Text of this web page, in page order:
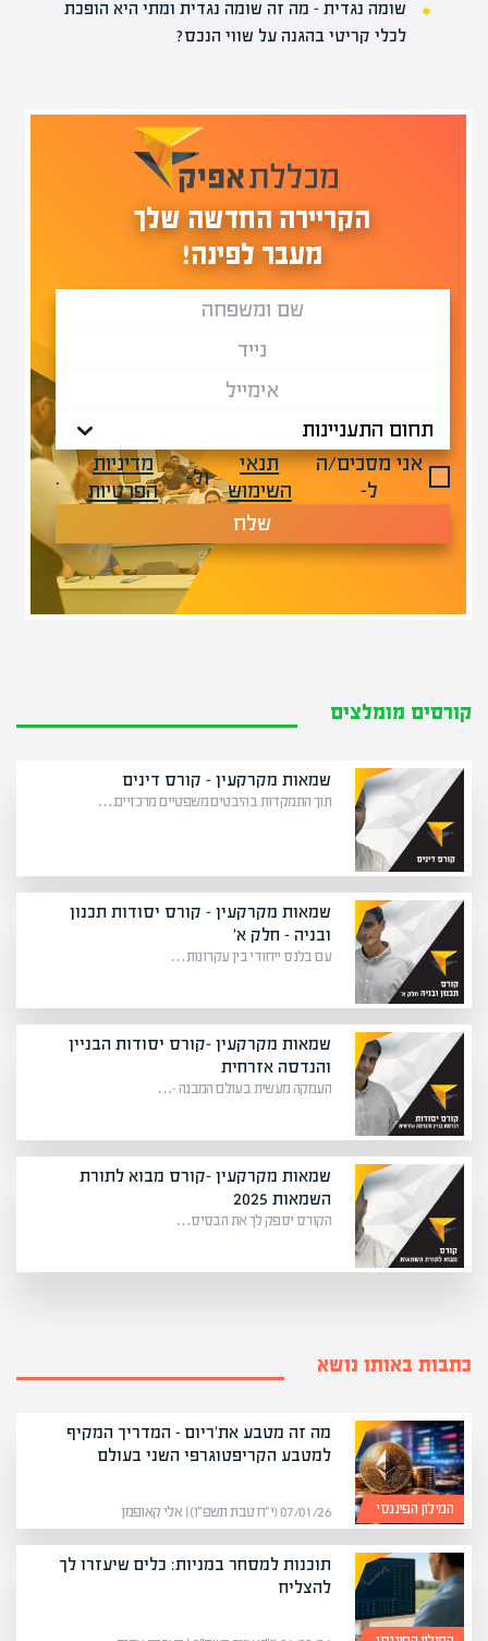
שומה נגדית – מה זה שומה נגדית ומתי היא הופכת
לכלי קריטי בהגנה על שווי הנכס?
הקריירה החדשה שלך
מעבר לפינה!
אני מסכים/ה
ל-
תנאי
השימוש
ול-
מדיניות
הפרטיות
.
שלח
קורסים מומלצים
שמאות מקרקעין – קורס דינים
תוך התמקדות בהיבטים משפטיים מרכזיים,…
שמאות מקרקעין – קורס יסודות תכנון
ובניה – חלק א'
עם בלנס ייחודי בין עקרונות…
שמאות מקרקעין -קורס יסודות הבניין
והנדסה אזרחית
העמקה מעשית בעולם המבנה –…
שמאות מקרקעין -קורס מבוא לתורת
השמאות 2025
הקורס יספק לך את הבסיס…
כתבות באותו נושא
המילון הפיננסי
מה זה מטבע את'ריום – המדריך המקיף
למטבע הקריפטוגרפי השני בעולם
07/01/26 (י״ח טבת תשפ״ו) | אלי קאופמן
תוכנות למסחר במניות: כלים שיעזרו לך
להצליח